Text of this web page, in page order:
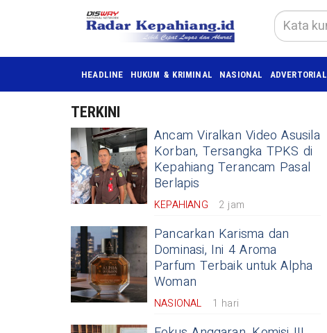
HEADLINE HUKUM & KRIMINAL NASIONAL ADVERTORIAL
TERKINI
​Ancam Viralkan Video Asusila
Korban, Tersangka TPKS di
Kepahiang Terancam Pasal
Berlapis
KEPAHIANG 2 jam
Pancarkan Karisma dan
Dominasi, Ini 4 Aroma
Parfum Terbaik untuk Alpha
Woman
NASIONAL 1 hari